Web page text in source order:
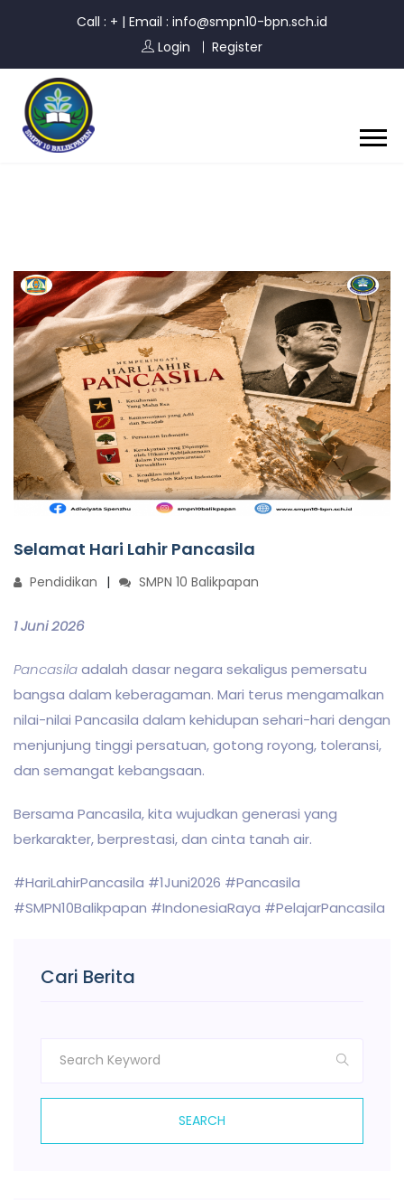
Call : + | Email : info@smpn10-bpn.sch.id
Login
Register
Selamat Hari Lahir Pancasila
Pendidikan SMPN 10 Balikpapan
1 Juni 2026
Pancasilaadalah dasar negara sekaligus pemersatu
bangsa dalam keberagaman. Mari terus mengamalkan
nilai-nilai Pancasila dalam kehidupan sehari-hari dengan
menjunjung tinggi persatuan, gotong royong, toleransi,
dan semangat kebangsaan.
Bersama Pancasila, kita wujudkan generasi yang
berkarakter, berprestasi, dan cinta tanah air.
#HariLahirPancasila #1Juni2026 #Pancasila
#SMPN10Balikpapan #IndonesiaRaya #PelajarPancasila
Cari Berita
SEARCH